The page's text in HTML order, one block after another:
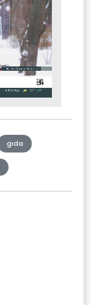
gıda